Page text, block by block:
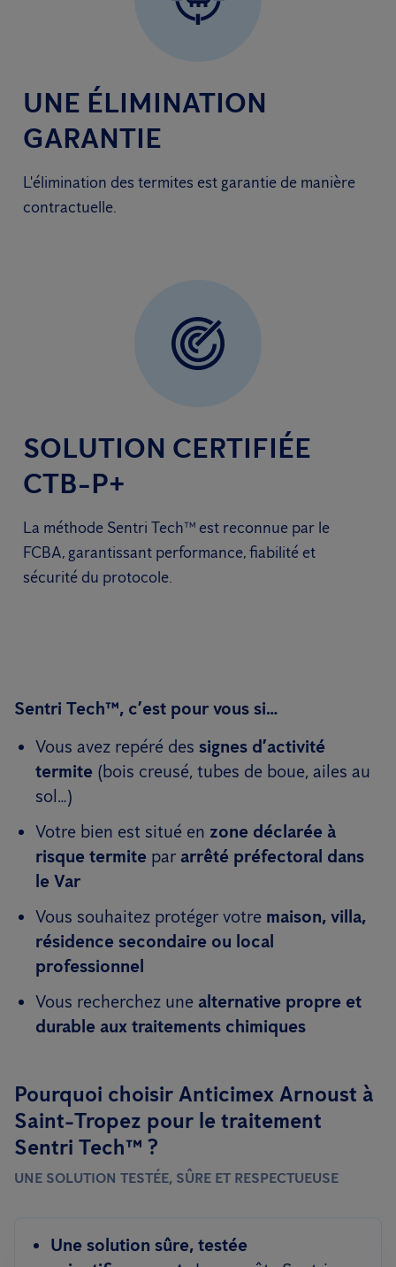
UNE ÉLIMINATION
GARANTIE
L'élimination des termites est garantie de manière
contractuelle.
SOLUTION CERTIFIÉE
CTB-P+
La méthode Sentri Tech™ est reconnue par le
FCBA, garantissant performance, fiabilité et
sécurité du protocole.
Sentri Tech™, c’est pour vous si…
Vous avez repéré des signes d’activité
termite (bois creusé, tubes de boue, ailes au
sol…)
Votre bien est situé en zone déclarée à
risque termite par arrêté préfectoral dans
le Var
Vous souhaitez protéger votre maison, villa,
résidence secondaire ou local
professionnel
Vous recherchez une alternative propre et
durable aux traitements chimiques
Pourquoi choisir Anticimex Arnoust à
Saint-Tropez pour le traitement
Sentri Tech™ ?
UNE SOLUTION TESTÉE, SÛRE ET RESPECTUEUSE
Une solution sûre, testée